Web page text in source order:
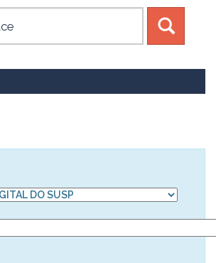
Canais